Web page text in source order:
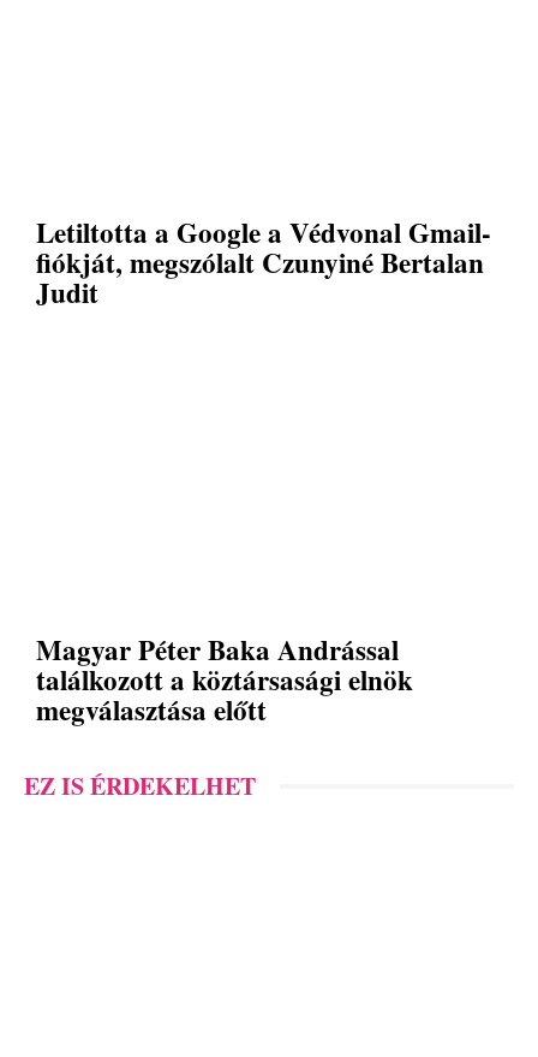
Letiltotta a Google a Védvonal Gmail-
fiókját, megszólalt Czunyiné Bertalan
Judit
Magyar Péter Baka Andrással
találkozott a köztársasági elnök
megválasztása előtt
EZ IS ÉRDEKELHET